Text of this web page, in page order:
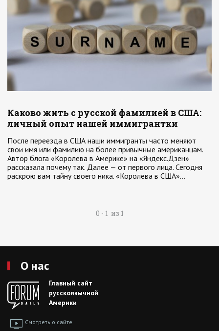
Каково жить с русской фамилией в США:
личный опыт нашей иммигрантки
После переезда в США наши иммигранты часто меняют
свои имя или фамилию на более привычные американцам.
Автор блога «Королева в Америке» на «Яндекс.Дзен»
рассказала почему так. Далее — от первого лица. Сегодня
раскрою вам тайну своего ника. «Королева в США»…
0 - 1 из 1
О нас
Главный сайт
русскоязычной
Америки
Смотреть о сайте